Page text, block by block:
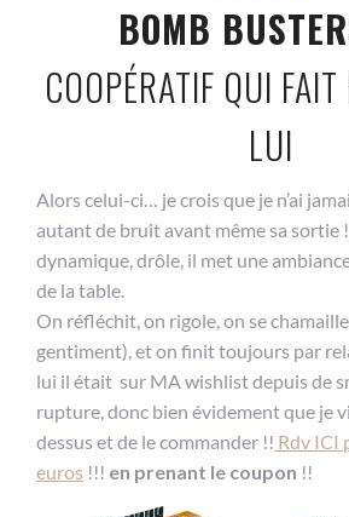
BOMB
COOPÉRATIF QUI
LUI
Alors celui-ci… je crois que je n’ai
autant de bruit avant même sa sortie
dynamique, drôle, il met une
de la table.
On réfléchit, on rigole, on se
gentiment), et on finit toujours par
lui il était sur MA wishlist depuis de
rupture, donc bien évidement que je
dessus et de le commander !! Rdv ICI
euros !!! en prenant le coupon !!